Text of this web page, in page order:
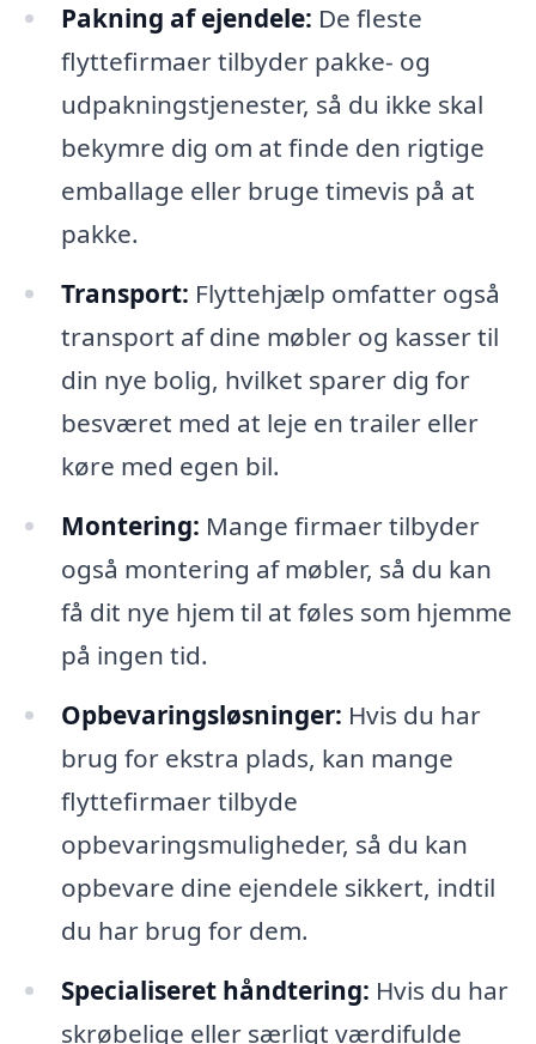
Pakning af ejendele: De fleste
flyttefirmaer tilbyder pakke- og
udpakningstjenester, så du ikke skal
bekymre dig om at finde den rigtige
emballage eller bruge timevis på at
pakke.
Transport: Flyttehjælp omfatter også
transport af dine møbler og kasser til
din nye bolig, hvilket sparer dig for
besværet med at leje en trailer eller
køre med egen bil.
Montering: Mange firmaer tilbyder
også montering af møbler, så du kan
få dit nye hjem til at føles som hjemme
på ingen tid.
Opbevaringsløsninger: Hvis du har
brug for ekstra plads, kan mange
flyttefirmaer tilbyde
opbevaringsmuligheder, så du kan
opbevare dine ejendele sikkert, indtil
du har brug for dem.
Specialiseret håndtering: Hvis du har
skrøbelige eller særligt værdifulde